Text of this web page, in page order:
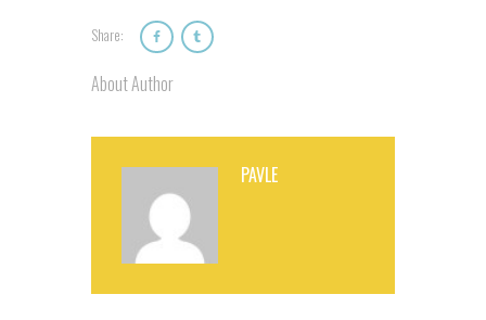
Share:
About Author
PAVLE